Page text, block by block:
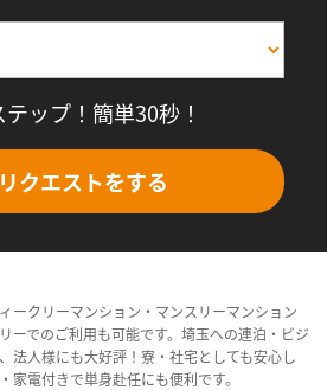
ップ！簡単30秒！
クエストをする
ークリーマンション・マンスリーマンション
ーでのご利用も可能です。埼玉への連泊・ビジ
法人様にも大好評！寮・社宅としても安心し
家電付きで単身赴任にも便利です。